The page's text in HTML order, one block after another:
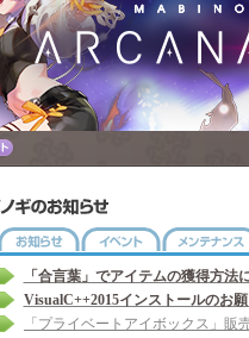
全体 お知らせ イベント
「合言葉」でアイテムの獲得方法
VisualC++2015インストールのお